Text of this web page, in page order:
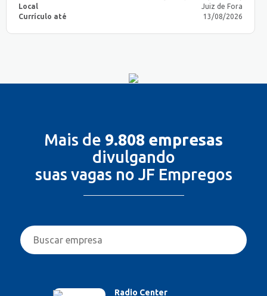
Local
Juiz de Fora
Currículo até
13/08/2026
Mais de 9.808 empresas
divulgando
suas vagas no JF Empregos
Radio Center